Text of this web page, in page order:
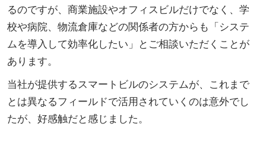
るのですが、商業施設やオフィスビルだけでなく、学
校や病院、物流倉庫などの関係者の方からも「システ
ムを導入して効率化したい」とご相談いただくことが
あります。
当社が提供するスマートビルのシステムが、これまで
とは異なるフィールドで活用されていくのは意外でし
たが、好感触だと感じました。